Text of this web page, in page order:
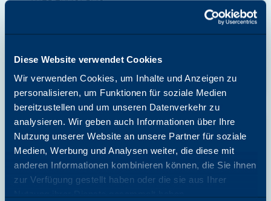
Diese Website verwendet Cookies
Wir verwenden Cookies, um Inhalte und Anzeigen zu
personalisieren, um Funktionen für soziale Medien
bereitzustellen und um unseren Datenverkehr zu
analysieren. Wir geben auch Informationen über Ihre
Nutzung unserer Website an unsere Partner für soziale
Medien, Werbung und Analysen weiter, die diese mit
anderen Informationen kombinieren können, die Sie ihnen
zur Verfügung gestellt haben oder die sie aus Ihrer
Canon iR Advance C3325i/C3525i-Serie
MFPs Entwickler-Nachfüllanleitung
Download starten
VIDEOS,ANLEITUNGEN ZUM EINBAU UND
WIEDERAUFBAU
Canon iR ADVANCE C5030/C5045 &
C5535-Serie Trommeleinheit
Wiederaufbauanleitung Video